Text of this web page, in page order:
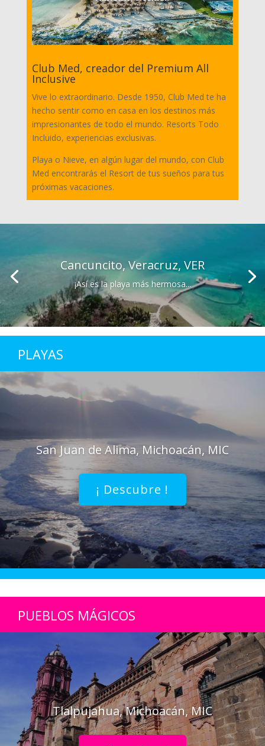
Club Med, creador del Premium All
Inclusive
Vive lo extraordinario. Desde 1950, Club Med te ha
hecho sentir como en casa en los destinos más
impresionantes de todo el mundo. Resorts Todo
Incluido, experiencias exclusivas.
Playa o Nieve, en algún lugar del mundo, con Club
Med encontrarás el Resort de tus sueños para tus
próximas vacaciones.
Cancuncito, Veracruz, VER
¡Así es la playa más hermosa...
PLAYAS
San Juan de Alima, Michoacán, MIC
¡ Descubre !
PUEBLOS MÁGICOS
Tlalpujahua, Michoacán, MIC